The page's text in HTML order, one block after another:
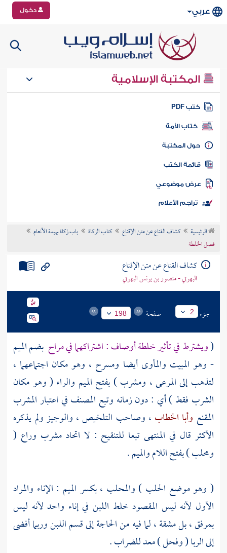
عربي دخول
المكتبة الإسلامية
كتب PDF
كتاب الأمة
المكتبة
الكتب
موضوعي
تراجم الأعلام
الرئيسية كشاف القناع عن متن الإقناع كتاب الزكاة
باب زكاة بهيمة الأنعام
فصل الخلطة
كشاف القناع عن متن الإقناع
البهوتي - منصور بن يونس البهوتي
جزء 2 صفحة 198
(ويشترط في تأثير خلطة أوصاف : اشتراكهما في مراح بضم الميم
- وهو المبيت والمأوى أيضا ومسرح ، وهو مكان اجتماعهما ،
لتذهب إلى المرعى ، ومشرب ) بفتح الميم والراء ( وهو مكان
الشرب فقط ) أي : دون زمانه وتبع المصنففي اعتبار المشرب
المقنع وأبا الخطاب ، وصاحب التلخيص ، والوجيز ولم يذكره
الأكثر قال في المنتهى تبعا للتنقيح : لا اتحاد مشرب وراع (
ومحلب ) بفتح اللام والميم .
( وهو موضع الحلب ) والمحلب ، بكسر الميم : الإناء والمراد
الأول لأنه ليس المقصود خلط اللبن في إناء واحد لأنه ليس
بمرفق ، بل مشقة ، لما فيه من الحاجة إلى قسم اللبن وربما أفضى
إلى الربا ( وفحل ) معد للضراب .